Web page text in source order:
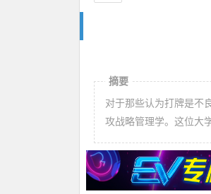
摘要
对于那些认为打牌是不
攻战略管理学。这位大